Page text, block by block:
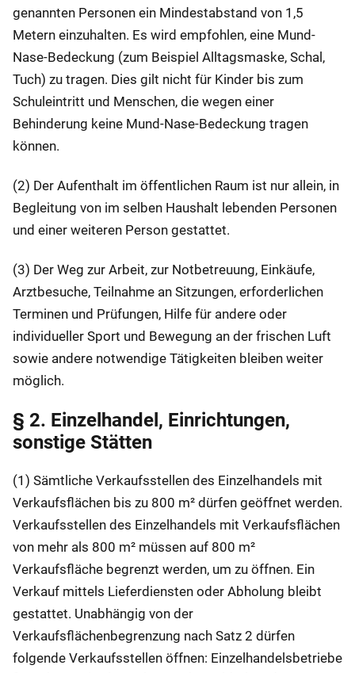
genannten Personen ein Mindestabstand von 1,5
Metern einzuhalten. Es wird empfohlen, eine Mund-
Nase-Bedeckung (zum Beispiel Alltagsmaske, Schal,
Tuch) zu tragen. Dies gilt nicht für Kinder bis zum
Schuleintritt und Menschen, die wegen einer
Behinderung keine Mund-Nase-Bedeckung tragen
können.
(2) Der Aufenthalt im öffentlichen Raum ist nur allein, in
Begleitung von im selben Haushalt lebenden Personen
und einer weiteren Person gestattet.
(3) Der Weg zur Arbeit, zur Notbetreuung, Einkäufe,
Arztbesuche, Teilnahme an Sitzungen, erforderlichen
Terminen und Prüfungen, Hilfe für andere oder
individueller Sport und Bewegung an der frischen Luft
sowie andere notwendige Tätigkeiten bleiben weiter
möglich.
§ 2. Einzelhandel, Einrichtungen,
sonstige Stätten
(1) Sämtliche Verkaufsstellen des Einzelhandels mit
Verkaufsflächen bis zu 800 m² dürfen geöffnet werden.
Verkaufsstellen des Einzelhandels mit Verkaufsflächen
von mehr als 800 m² müssen auf 800 m²
Verkaufsfläche begrenzt werden, um zu öffnen. Ein
Verkauf mittels Lieferdiensten oder Abholung bleibt
gestattet. Unabhängig von der
Verkaufsflächenbegrenzung nach Satz 2 dürfen
folgende Verkaufsstellen öffnen: Einzelhandelsbetriebe